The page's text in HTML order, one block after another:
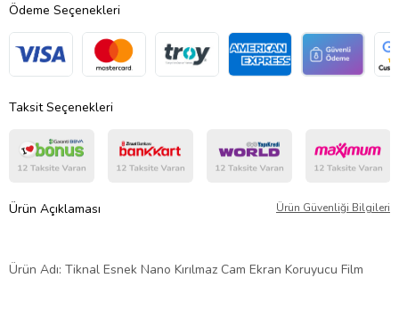
Ödeme Seçenekleri
Taksit Seçenekleri
Ürün Açıklaması Ürün Güvenliği Bilgileri
Ürün Adı: Tiknal Esnek Nano Kırılmaz Cam Ekran Koruyucu Film